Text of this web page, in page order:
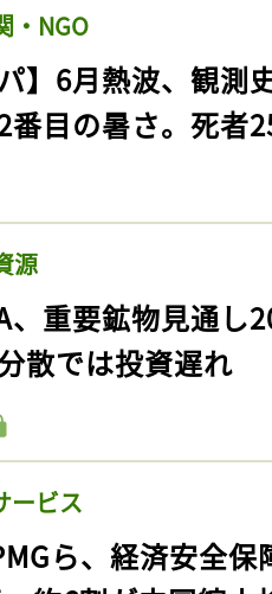
・NGO
パ】6月熱波、観
番目の暑さ。死者
源
、重要鉱物見通
散では投資遅れ
ービス
ら、経済安全